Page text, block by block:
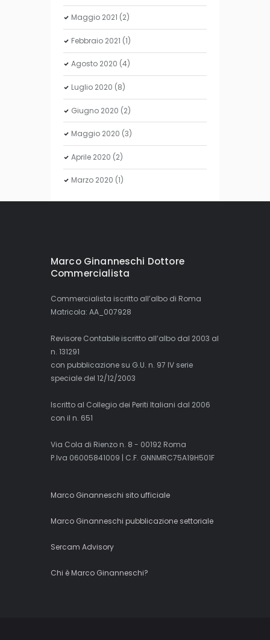
Maggio 2021 (2)
Febbraio 2021 (1)
Agosto 2020 (4)
Luglio 2020 (8)
Giugno 2020 (2)
Maggio 2020 (3)
Aprile 2020 (2)
Marzo 2020 (1)
Marco Ginanneschi Dottore
Commercialista
Commercialista iscritto all’albo di Roma
Matricola: AA_007928
Revisore Contabile iscritto all’albo dal 2003 al
n. 131291
con pubblicazione su G.U. n. 97 IV serie
speciale del 12/12/2003
Iscritto al Collegio dei Periti Italiani dal 2006
con il n. 651
Via Cola di Rienzo n. 8 - 00192 Roma
P.Iva 06005841009 | C.F. GNNMRC75A19H501F
Marco Ginanneschi sito ufficiale
Marco Ginanneschi pubblicazione settoriale
Sercam Advisory
Chi è Marco Ginanneschi?